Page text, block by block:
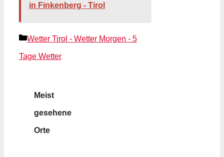
in Finkenberg - Tirol
Kategorien
Wetter Tirol - Wetter Morgen - 5
Tage Wetter
Meist
gesehene
Orte